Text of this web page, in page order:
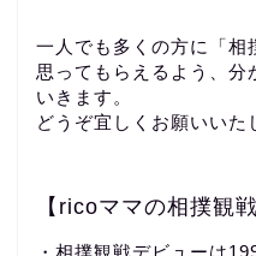
一人でも多くの方に「相
思ってもらえるよう、分
いきます。
どうぞ宜しくお願いいた
【ricoママの相撲観戦
・相撲観戦デビューは